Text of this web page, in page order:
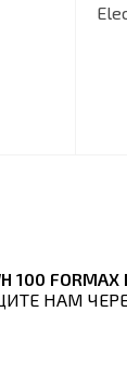
100 FORMAX
НАМ